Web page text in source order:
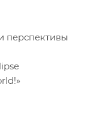
перспективы